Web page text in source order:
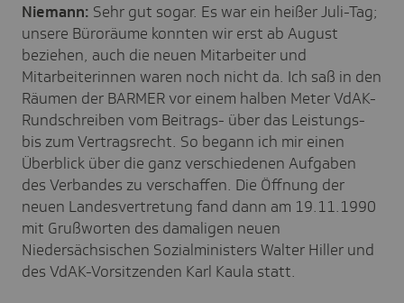
Niemann: Sehr gut sogar. Es war ein heißer Juli-Tag;
unsere Büroräume konnten wir erst ab August
beziehen, auch die neuen Mitarbeiter und
Mitarbeiterinnen waren noch nicht da. Ich saß in den
Räumen der BARMER vor einem halben Meter VdAK-
Rundschreiben vom Beitrags- über das Leistungs-
bis zum Vertragsrecht. So begann ich mir einen
Überblick über die ganz verschiedenen Aufgaben
des Verbandes zu verschaffen. Die Öffnung der
neuen Landesvertretung fand dann am 19.11.1990
mit Grußworten des damaligen neuen
Niedersächsischen Sozialministers Walter Hiller und
des VdAK-Vorsitzenden Karl Kaula statt.